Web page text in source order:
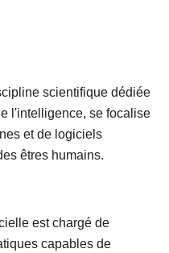
scientifique dédiée
l'intelligence, se focalise
et de logiciels
êtres humains.
est chargé de
capables de